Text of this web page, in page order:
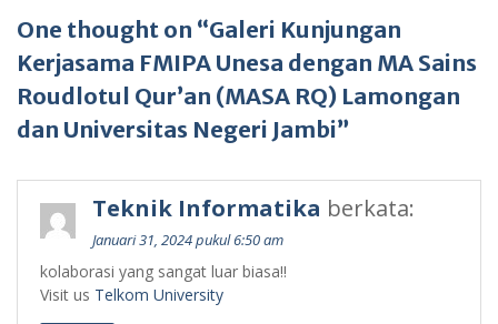
One thought on “Galeri Kunjungan
Kerjasama FMIPA Unesa dengan MA Sains
Roudlotul Qur’an (MASA RQ) Lamongan
dan Universitas Negeri Jambi”
Teknik Informatika berkata:
Januari 31, 2024 pukul 6:50 am
kolaborasi yang sangat luar biasa!!
Visit us Telkom University